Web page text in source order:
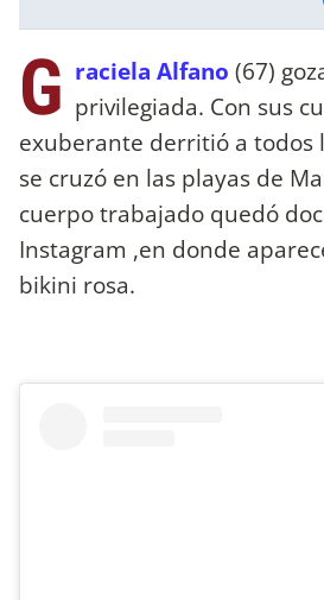
G raciela Alfano (67)
privilegiada. Con sus
exuberante derritió a todos
se cruzó en las playas de
cuerpo trabajado quedó
Instagram ,en donde
bikini rosa.